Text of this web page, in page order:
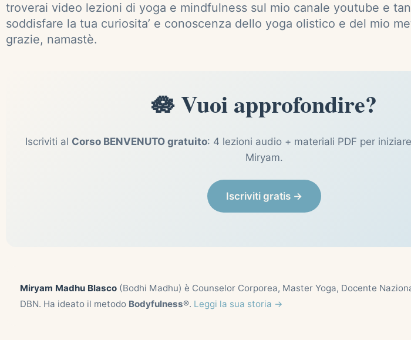
troverai video lezioni di yoga e mindfulness sul mio canale youtube e
soddisfare la tua curiosita’ e conoscenza dello yoga olistico e del mio
grazie, namastè.
🪷 Vuoi approfondire?
Iscriviti al Corso BENVENUTO gratuito: 4 lezioni audio + materiali PDF per
Miryam.
Iscriviti gratis →
Miryam Madhu Blasco (Bodhi Madhu) è Counselor Corporea, Master Yoga, Docente
DBN. Ha ideato il metodo Bodyfulness®. Leggi la sua storia →